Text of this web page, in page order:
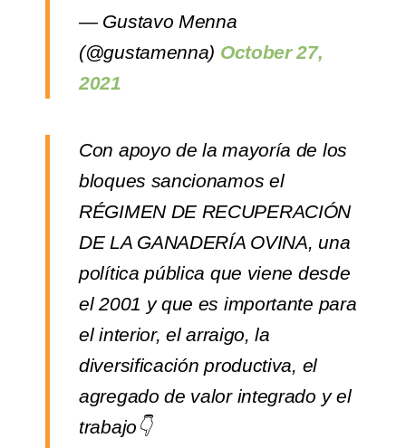
— Gustavo Menna
(@gustamenna) October 27,
2021
Con apoyo de la mayoría de los
bloques sancionamos el
RÉGIMEN DE RECUPERACIÓN
DE LA GANADERÍA OVINA, una
política pública que viene desde
el 2001 y que es importante para
el interior, el arraigo, la
diversificación productiva, el
agregado de valor integrado y el
trabajo👇